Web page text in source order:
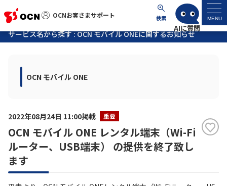
OCNお客さまサポート 検索 MENU
OCNお客さまサポート
マイページ
サポートトップ
よくあるご質問
サービス名から探す : OCN モバイル ONEに関するお知らせ
OCN モバイル ONE
2022年08月24日 11:00掲載 重要
OCN モバイル ONE レンタル端末（Wi-Fi
ルーター、USB端末） の提供を終了致し
ます